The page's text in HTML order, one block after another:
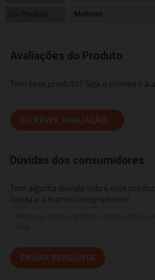
Multicor
Avaliações do Produto
Tem esse produto? Seja o primeiro a
ESCREVER AVALIAÇÃO...
Dúvidas dos consumidores
Tem alguma dúvida sobre este
lojista e a outros compradores!
ENVIAR PERGUNTA